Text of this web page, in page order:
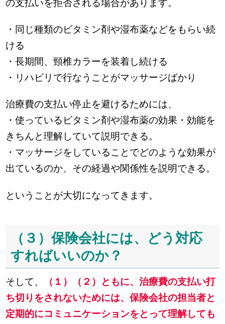
の支払いを拒否される場合があります。
・同じ種類のビタミン剤や湿布薬などをもらい続
ける
・長期間、頸椎カラーを装着し続ける
・リハビリで行なうことがマッサージばかり
治療費の支払い停止を避けるためには、
・使っているビタミン剤や湿布薬の効果・効能を
きちんと理解していて説明できる。
・マッサージをしていることでどのような効果が
出ているのか、その経過や関係性を説明できる。
ということが大切になってきます。
（３）保険会社には、どう対応
すればいいのか？
そして、
（１）（２）ともに、治療費の支払い打
ち切りをされないためには、保険会社の担当者と
定期的にコミュニケーションをとって理解しても